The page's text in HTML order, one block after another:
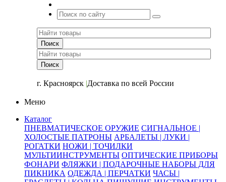
г. Красноярск |Доставка по всей России
Меню
Каталог
ПНЕВМАТИЧЕСКОЕ ОРУЖИЕ СИГНАЛЬНОЕ |
ХОЛОСТЫЕ ПАТРОНЫ АРБАЛЕТЫ | ЛУКИ |
РОГАТКИ НОЖИ | ТОЧИЛКИ
МУЛЬТИИНСТРУМЕНТЫ ОПТИЧЕСКИЕ ПРИБОРЫ
ФОНАРИ ФЛЯЖКИ | ПОДАРОЧНЫЕ НАБОРЫ ДЛЯ
ПИКНИКА ОДЕЖДА | ПЕРЧАТКИ ЧАСЫ |